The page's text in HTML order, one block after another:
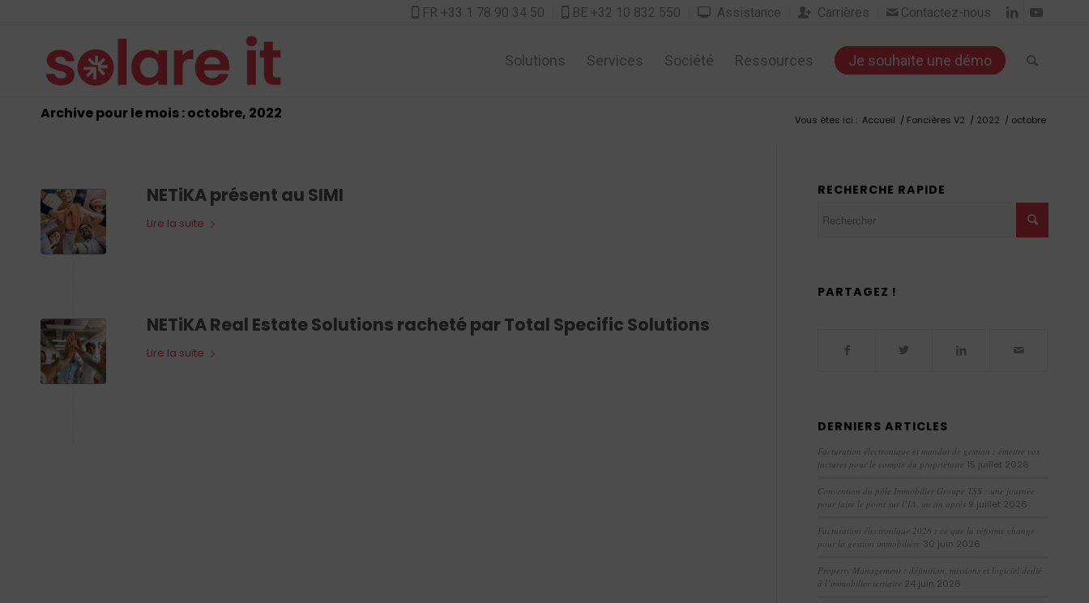
FR +33 1 78 90 34 50 BE +32 10 832 550  Assistance  Carrières  Contactez-nous
Solutions Services Société Ressources Je souhaite une démo
Archive pour le mois : octobre, 2022 Vous êtes ici : Accueil / Foncières V2 / 2022 / octobre
NETiKA présent au SIMI
Lire la suite
NETiKA Real Estate Solutions racheté par Total Specific Solutions
Lire la suite
RECHERCHE RAPIDE
PARTAGEZ !
DERNIERS ARTICLES
Facturation électronique et mandat de gestion : émettre vos
factures pour le compte du propriétaire 15 juillet 2026
Convention du pôle Immobilier Groupe TSS : une journée
pour faire le point sur l’IA, un an après 9 juillet 2026
Facturation électronique 2026 : ce que la réforme change
pour la gestion immobilière 30 juin 2026
Property Management : définition, missions et logiciel dédié
à l’immobilier tertiaire 24 juin 2026